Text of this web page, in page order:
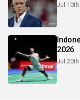
Jul 10th
2026
Jul 20th